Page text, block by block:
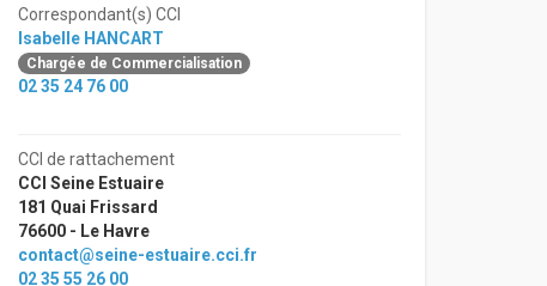
Correspondant(s) CCI
Isabelle HANCART
Chargée de Commercialisation
02 35 24 76 00
CCI de rattachement
CCI Seine Estuaire
181 Quai Frissard
76600 - Le Havre
contact@seine-estuaire.cci.fr
02 35 55 26 00